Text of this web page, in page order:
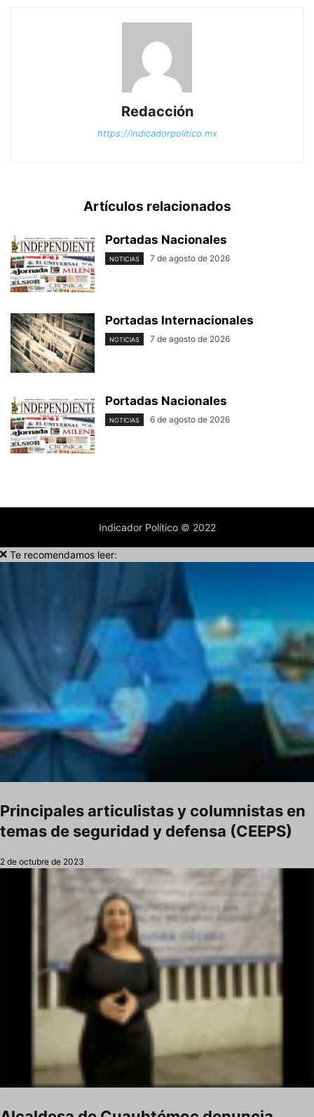
Redacción
https://indicadorpolitico.mx
Artículos relacionados
Portadas Nacionales
NOTICIAS 7 de agosto de 2026
Portadas Internacionales
NOTICIAS 7 de agosto de 2026
Portadas Nacionales
NOTICIAS 6 de agosto de 2026
Indicador Político © 2022
Te recomendamos leer:
Principales articulistas y columnistas en
temas de seguridad y defensa (CEEPS)
2 de octubre de 2023